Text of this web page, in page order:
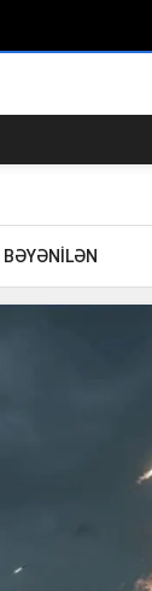
BƏYƏNİLƏN